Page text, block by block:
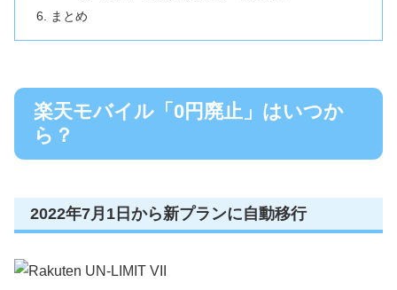
まとめ
楽天モバイル「0円廃止」はいつか
ら？
2022年7月1日から新プランに自動移行